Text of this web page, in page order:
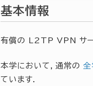
基本情報
有償の L2TP VPN サー
本学において，通常の
ています．